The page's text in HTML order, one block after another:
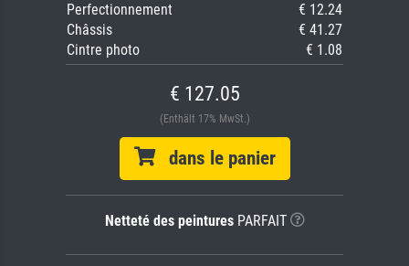
Perfectionnement
€ 12.24
Châssis
€ 41.27
Cintre photo
€ 1.08
€ 127.05
(Enthält 17% MwSt.)
dans le panier
Netteté des peinturesPARFAIT